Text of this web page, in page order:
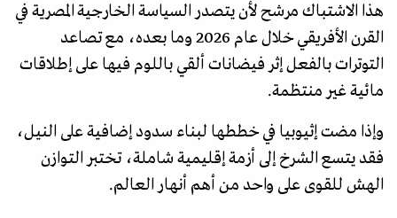
هذا الاشتباك مرشح لأن يتصدر السياسة الخارجية المصرية في
القرن الأفريقي خلال عام 2026 وما بعده، مع تصاعد
التوترات بالفعل إثر فيضانات ألقي باللوم فيها على إطلاقات
مائية غير منتظمة.
وإذا مضت إثيوبيا في خططها لبناء سدود إضافية على النيل،
فقد يتسع الشرخ إلى أزمة إقليمية شاملة، تختبر التوازن
الهش للقوى على واحد من أهم أنهار العالم.